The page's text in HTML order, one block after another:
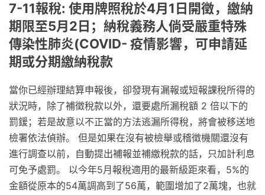
7-11報稅: 使用牌照稅於4月1日開徵，繳納
期限至5月2日；納稅義務人倘受嚴重特殊
傳染性肺炎(COVID- 疫情影響，可申請延
期或分期繳納稅款
當你已經辦理結算申報後，卻發現有漏報或短報課稅所得的
狀況時，除了補徵稅款以外，還要處所漏稅額 2 倍以下的
罰鍰；若是故意以不正當的方法逃漏所得稅，將會被移送地
檢署依法偵辦。 但是如果在沒有被檢舉或稽徵機關還沒有
進行調查以前，自動提出補報並補繳稅款的話，只加計利息
可免予處罰。 以今年5月報稅適用的最新級距來看，5%的
金額從原本的54萬調高到了56萬，範圍增加了2萬塊，也就